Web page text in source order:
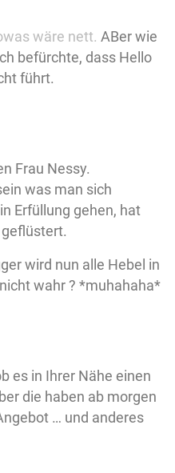
wäre nett. ABer wie
befürchte, dass Hello
führt.
Frau Nessy.
was man sich
Erfüllung gehen, hat
wird nun alle Hebel in
wahr ? *muhahaha*
es in Ihrer Nähe einen
die haben ab morgen
… und anderes